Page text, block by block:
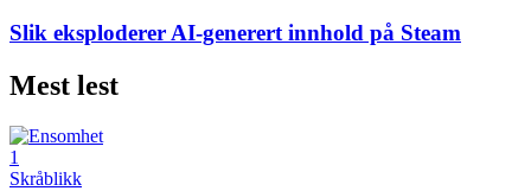
Slik eksploderer AI-generert innhold på Steam
Mest lest
1
Skråblikk